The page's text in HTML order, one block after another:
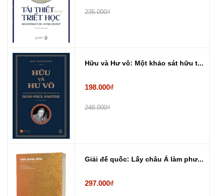
235.000₫
Hữu và Hư vô: Một khảo sát hữu t...
198.000₫
248.000₫
Giải đế quốc: Lấy châu Á làm phư...
297.000₫